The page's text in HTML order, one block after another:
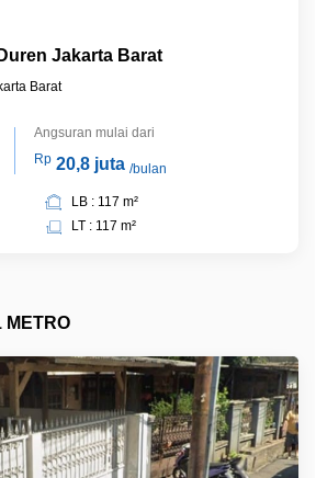
Jakarta Barat
Barat
Angsuran mulai dari
Rp 20,8 juta /bulan
LB : 117 m²
LT : 117 m²
METRO